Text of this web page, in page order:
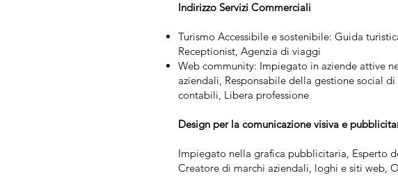
Indirizzo Servizi Commerciali
Turismo Accessibile e sostenibile: Guida
Receptionist, Agenzia di viaggi
Web community: Impiegato in aziende attive
aziendali, Responsabile della gestione social
contabili, Libera professione
Design per la comunicazione visiva e
Impiegato nella grafica pubblicitaria, Esperto
Creatore di marchi aziendali, loghi e siti web,